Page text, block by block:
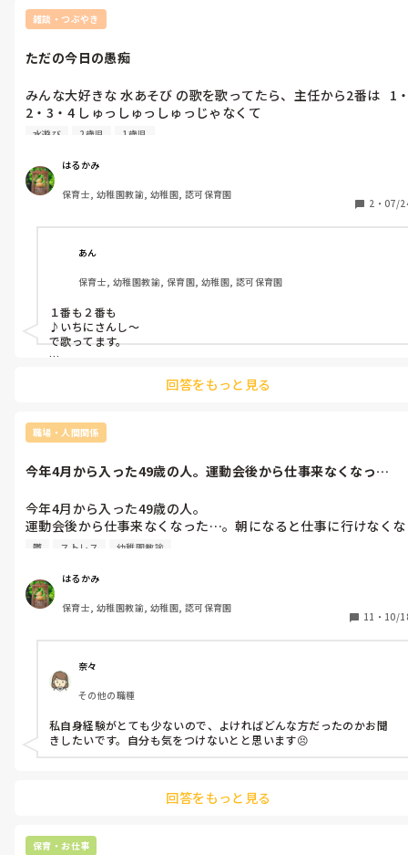
方ありません。
だからこんな園に見切りをつけ辞める事にしたのに。
因みに私1人居なくても園は回ります。
雑談・つぶやき
ただの今日の愚痴
みんな大好きな 水あそび の歌を歌ってたら、主任から2番は   1
2・3・4 しゅっしゅっしゅっじゃなくて
ワンツースリーフォー しゅっしゅっしゅっ と軽く注意され。
作られた曲。
ワンツースリーフォーな訳ないやんかーとちょいイラッとした
話。
水遊び 2歳児 1歳児
はるかみ
保育士, 幼稚園教諭, 幼稚園, 認可保育園
2 ・ 07/
あん
保育士, 幼稚園教諭, 保育園, 幼稚園, 認可保育園
１番も２番も
♪いちにさんし〜
で歌ってます。
回答をもっと見る
職場・人間関係
今年4月から入った49歳の人。運動会後から仕事来なくなっ
今年4月から入った49歳の人。
運動会後から仕事来なくなった…。朝になると仕事に行けなくな
るとか、鬱っぽいんだけど、皆から総スカンになったのはこの人
こっちが 鬱になりかけたほど、この人が原因で嫌な思いも沢山し
たし…本当になんだかなー。
色んな人が居るなって思わなきゃいけないのかな。
鬱 ストレス 幼稚園教諭
はるかみ
保育士, 幼稚園教諭, 幼稚園, 認可保育園
11 ・ 10/
奈々
その他の職種
私自身経験がとても少ないので、よければどんな方だったのかお聞
きしたいです。自分も気をつけないとと思います😣
回答をもっと見る
保育・お仕事